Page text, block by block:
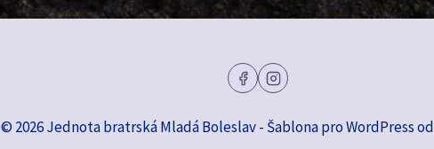
© 2026 Jednota bratrská Mladá Boleslav - Šablona pro WordPress od